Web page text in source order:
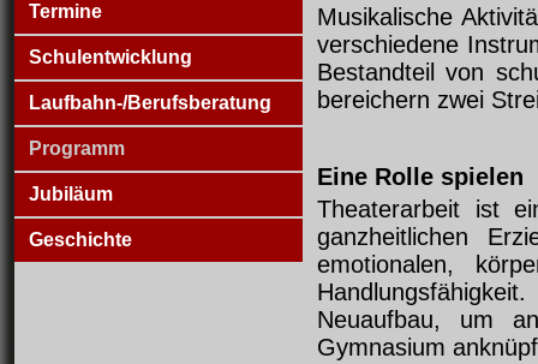
Termine
Schulentwicklung
Laufbahn-/Berufsberatung
Programm
Jubiläum
Geschichte
Musikalische
verschiedene
Bestandteil von
bereichern zwei
Eine Rolle spielen
Theaterarbeit ist
ganzheitlichen
emotionalen,
Neuaufbau, um
Gymnasium